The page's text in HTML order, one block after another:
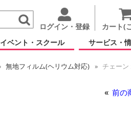
ログイン・登録 カート(
イベント・スクール サービス・
無地フィルム(ヘリウム対応)
チェーン
前の